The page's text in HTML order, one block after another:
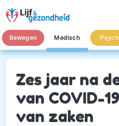
Bewegen Medisch
Zes jaar na
van COVID-
van zaken